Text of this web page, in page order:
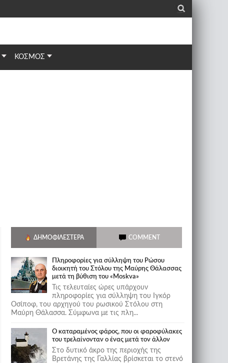
_
ΚΟΣΜΟΣ
ΔΗΜΟΦΙΛΈΣΤΕΡΑ COMMENT
Πληροφορίες για σύλληψη του Ρώσου
διοικητή του Στόλου της Mαύρης Θάλασσας
μετά τη βύθιση του «Moskva»
Τις τελευταίες ώρες υπάρχουν
πληροφορίες για σύλληψη του Ιγκόρ
Οσίποφ, του αρχηγού του ρωσικού Στόλου στη
Μαύρη Θάλασσα. Σύμφωνα με τις πλη...
Ο καταραμένος φάρος, που οι φαροφύλακες
του τρελαίνονταν ο ένας μετά τον άλλον
Στο δυτικό άκρο της περιοχής της
Βρετάνης της Γαλλίας βρίσκεται το στενό